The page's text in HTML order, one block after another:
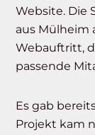
Website. Die
aus Mülheim
Webauftritt,
passende
Es gab
Projekt kam